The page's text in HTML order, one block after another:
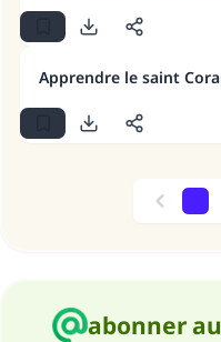
Apprendre le saint
Previous
abonner